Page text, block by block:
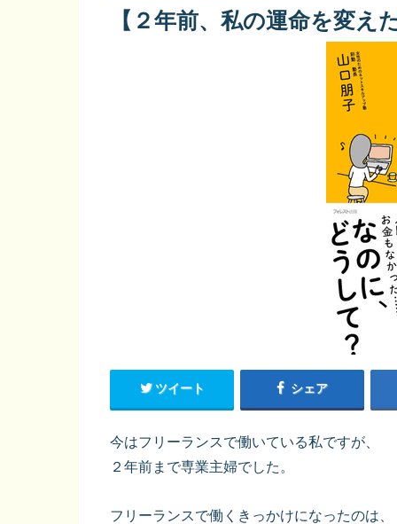
【２年前、私の運命を変え
ツイート シェア
今はフリーランスで働いている私ですが、
２年前まで専業主婦でした。
フリーランスで働くきっかけになったのは、